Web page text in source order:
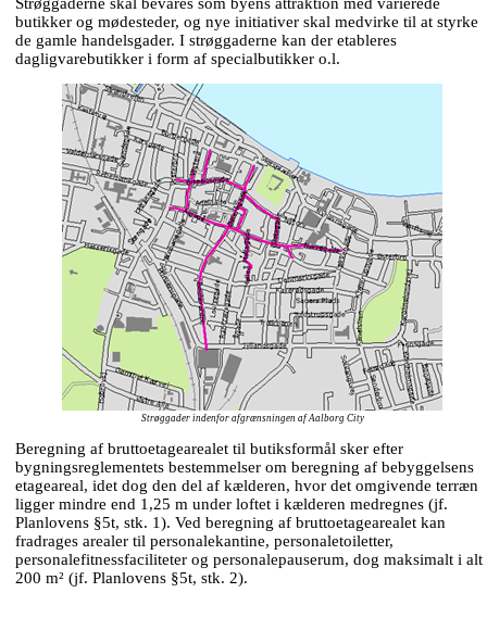
butikker og mødesteder, og nye initiativer skal medvirke til at styrke
de gamle handelsgader. I strøggaderne kan der etableres
dagligvarebutikker i form af specialbutikker o.l.
Strøggader indenfor afgrænsningen af Aalborg City
Beregning af bruttoetagearealet til butiksformål sker efter
bygningsreglementets bestemmelser om beregning af bebyggelsens
etageareal, idet dog den del af kælderen, hvor det omgivende terræn
ligger mindre end 1,25 m under loftet i kælderen medregnes (jf.
Planlovens §5t, stk. 1). Ved beregning af bruttoetagearealet kan
fradrages arealer til personalekantine, personaletoiletter,
personalefitnessfaciliteter og personalepauserum, dog maksimalt i alt
200 m² (jf. Planlovens §5t, stk. 2).